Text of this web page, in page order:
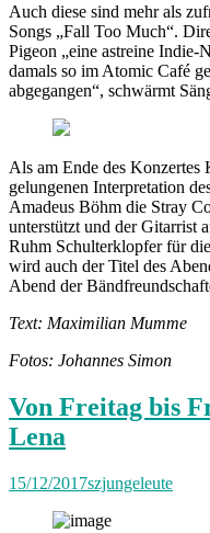
Auch diese sind mehr als
Songs „Fall Too Much“.
Pigeon „eine astreine Indie-
damals so im Atomic Café
abgegangen“, schwärmt
Als am Ende des
gelungenen Interpretation
Amadeus Böhm die Stray
unterstützt und der Gitarrist
Ruhm Schulterklopfer für
wird auch der Titel des
Abend der
Text: Maximilian Mumme
Fotos: Johannes Simon
Von Freitag bis
Lena
15/12/2017szjungeleute